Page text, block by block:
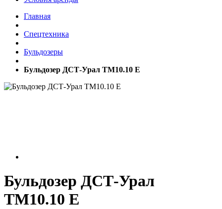
Главная
Спецтехника
Бульдозеры
Бульдозер ДСТ-Урал ТМ10.10 Е
Бульдозер ДСТ-Урал
ТМ10.10 Е